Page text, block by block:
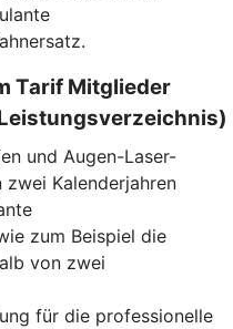
Tarif Mitglieder
und Augen-Laser-
Kalenderjahren
zum Beispiel die
von zwei
für die professionelle